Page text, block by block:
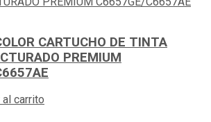
CARTUCHO DE TINTA
PREMIUM
al carrito